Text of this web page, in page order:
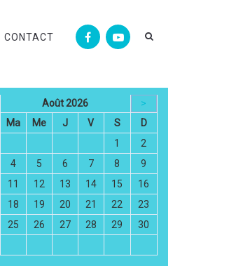
CONTACT
Août 2026
>
Ma Me J V S
D
1
2
4 5 6 7 8
9
11 12 13 14 15
16
18 19 20 21 22
23
25 26 27 28 29
30